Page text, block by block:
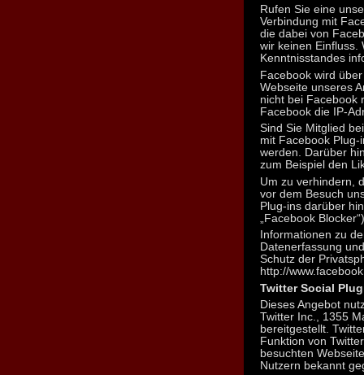
Rufen Sie eine
Verbindung mit
die dabei von
wir keinen Einfluss.
Kenntnisstandes
Facebook wird
Webseite unseres
nicht bei Facebook
Facebook die IP-
Sind Sie Mitglied
mit Facebook
werden. Darüber
zum Beispiel den
Um zu verhindern,
vor dem Besuch
Plug-ins darüber
„Facebook
Informationen zu
Datenerfassung
Schutz der
http://
Twitter Social
Dieses Angebot
Twitter Inc., 1355
bereitgestellt.
Funktion von
besuchten
Nutzern bekannt